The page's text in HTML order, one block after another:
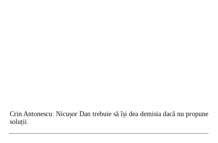
Crin Antonescu: Nicușor Dan trebuie să își dea demisia dacă nu propune
soluții.